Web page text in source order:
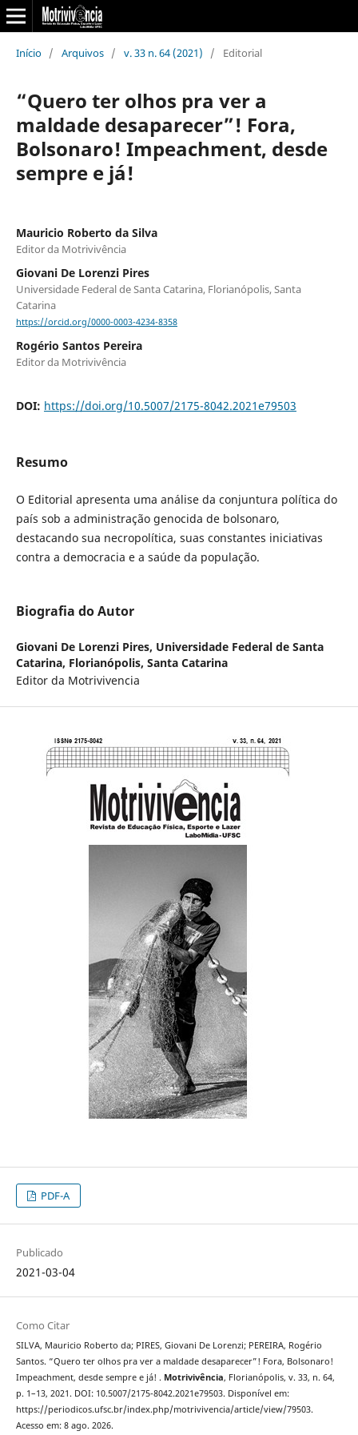
Início / Arquivos / v. 33 n. 64 (2021) / Editorial
“Quero ter olhos pra ver a
maldade desaparecer”! Fora,
Bolsonaro! Impeachment, desde
sempre e já!
Mauricio Roberto da Silva
Editor da Motrivivência
Giovani De Lorenzi Pires
Universidade Federal de Santa Catarina, Florianópolis, Santa
Catarina
https://orcid.org/0000-0003-4234-8358
Rogério Santos Pereira
Editor da Motrivivência
DOI: https://doi.org/10.5007/2175-8042.2021e79503
Resumo
O Editorial apresenta uma análise da conjuntura política do
país sob a administração genocida de bolsonaro,
destacando sua necropolítica, suas constantes iniciativas
contra a democracia e a saúde da população.
Biografia do Autor
Giovani De Lorenzi Pires, Universidade Federal de Santa
Catarina, Florianópolis, Santa Catarina
Editor da Motrivivencia
PDF-A
Publicado
2021-03-04
Como Citar
SILVA, Mauricio Roberto da; PIRES, Giovani De Lorenzi; PEREIRA, Rogério
Santos. “Quero ter olhos pra ver a maldade desaparecer”! Fora, Bolsonaro!
Impeachment, desde sempre e já! . Motrivivência, Florianópolis, v. 33, n. 64,
p. 1–13, 2021. DOI: 10.5007/2175-8042.2021e79503. Disponível em:
https://periodicos.ufsc.br/index.php/motrivivencia/article/view/79503.
Acesso em: 8 ago. 2026.